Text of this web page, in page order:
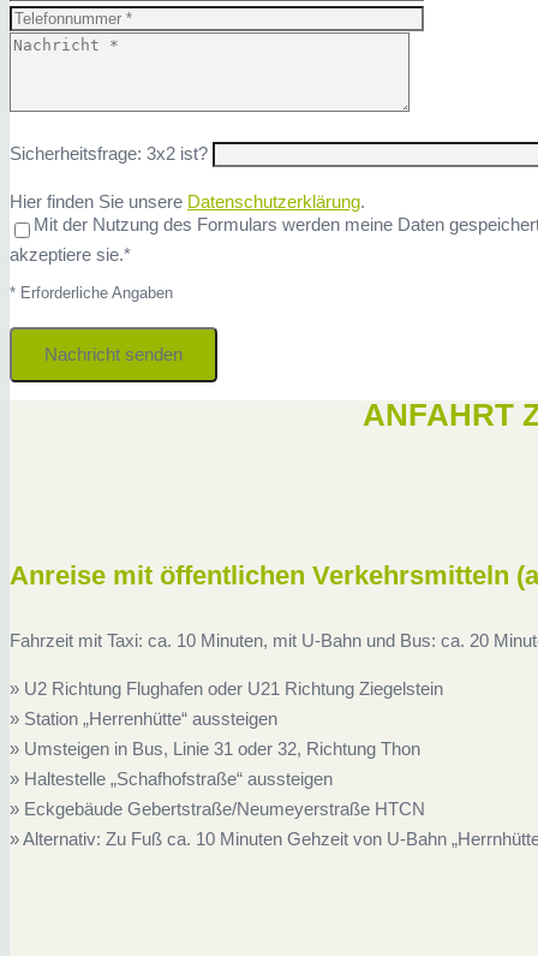
Sicherheitsfrage: 3x2 ist?
Hier finden Sie unsere Datenschutzerklärung.
Mit der Nutzung des Formulars werden meine Daten
akzeptiere sie.*
* Erforderliche Angaben
ANFAHRT
Anreise mit öffentlichen Verkehrsmitteln
Fahrzeit mit Taxi: ca. 10 Minuten, mit U-Bahn und Bus: ca. 20
» U2 Richtung Flughafen oder U21 Richtung Ziegelstein
» Station „Herrenhütte“ aussteigen
» Umsteigen in Bus, Linie 31 oder 32, Richtung Thon
» Haltestelle „Schafhofstraße“ aussteigen
» Eckgebäude Gebertstraße/Neumeyerstraße HTCN
» Alternativ: Zu Fuß ca. 10 Minuten Gehzeit von U-Bahn